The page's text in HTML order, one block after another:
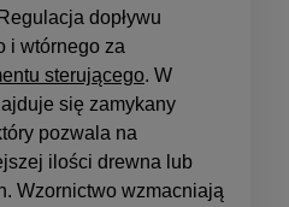
dopływu
i wtórnego za
sterującego. W
się zamykany
pozwala na
ilości drewna lub
Wzornictwo wzmacniają